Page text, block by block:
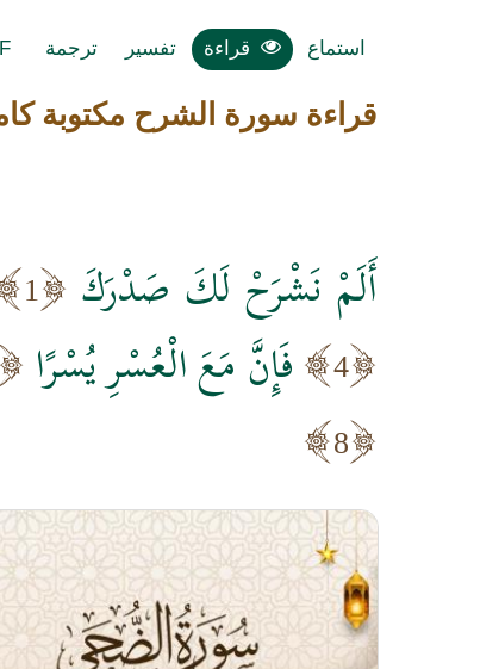
استماع قراءة تفسير ترجمة
قراءة سورة الشرح مكتوبة
أَلَمْ نَشْرَحْ لَكَ صَدْرَكَ 1
4 فَإِنَّ مَعَ الْعُسْرِ يُسْرًا
8